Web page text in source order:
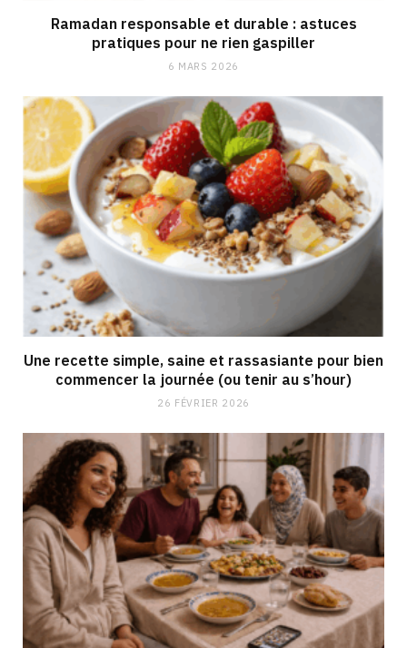
Ramadan responsable et durable : astuces
pratiques pour ne rien gaspiller
6 MARS 2026
Une recette simple, saine et rassasiante pour bien
commencer la journée (ou tenir au s’hour)
26 FÉVRIER 2026